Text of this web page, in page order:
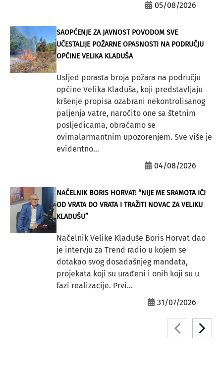
05/08/2026
SAOPĆENJE ZA JAVNOST POVODOM SVE
UČESTALIJE POŽARNE OPASNOSTI NA PODRUČJU
OPĆINE VELIKA KLADUŠA
Usljed porasta broja požara na području
općine Velika Kladuša, koji predstavljaju
kršenje propisa ozabrani nekontrolisanog
paljenja vatre, naročito one sa štetnim
posljedicama, obraćamo se
ovimalarmantnim upozorenjem. Sve više je
evidentno...
04/08/2026
NAČELNIK BORIS HORVAT: “NIJE ME SRAMOTA IĆI
OD VRATA DO VRATA I TRAŽITI NOVAC ZA VELIKU
KLADUŠU”
Načelnik Velike Kladuše Boris Horvat dao
je intervju za Trend radio u kojem se
dotakao svog dosadašnjeg mandata,
projekata koji su urađeni i onih koji su u
fazi realizacije. Prvi...
31/07/2026